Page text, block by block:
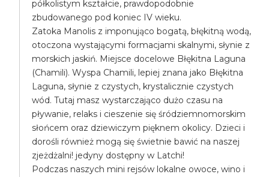
półkolistym kształcie, prawdopodobnie
zbudowanego pod koniec IV wieku.
Zatoka Manolis z imponująco bogatą, błękitną wodą,
otoczona wystającymi formacjami skalnymi, słynie z
morskich jaskiń. Miejsce docelowe Błękitna Laguna
(Chamili). Wyspa Chamili, lepiej znana jako Błękitna
Laguna, słynie z czystych, krystalicznie czystych
wód. Tutaj masz wystarczająco dużo czasu na
pływanie, relaks i cieszenie się śródziemnomorskim
słońcem oraz dziewiczym pięknem okolicy. Dzieci i
dorośli również mogą się świetnie bawić na naszej
zjeżdżalni! jedyny dostępny w Latchi!
Podczas naszych mini rejsów lokalne owoce, wino i